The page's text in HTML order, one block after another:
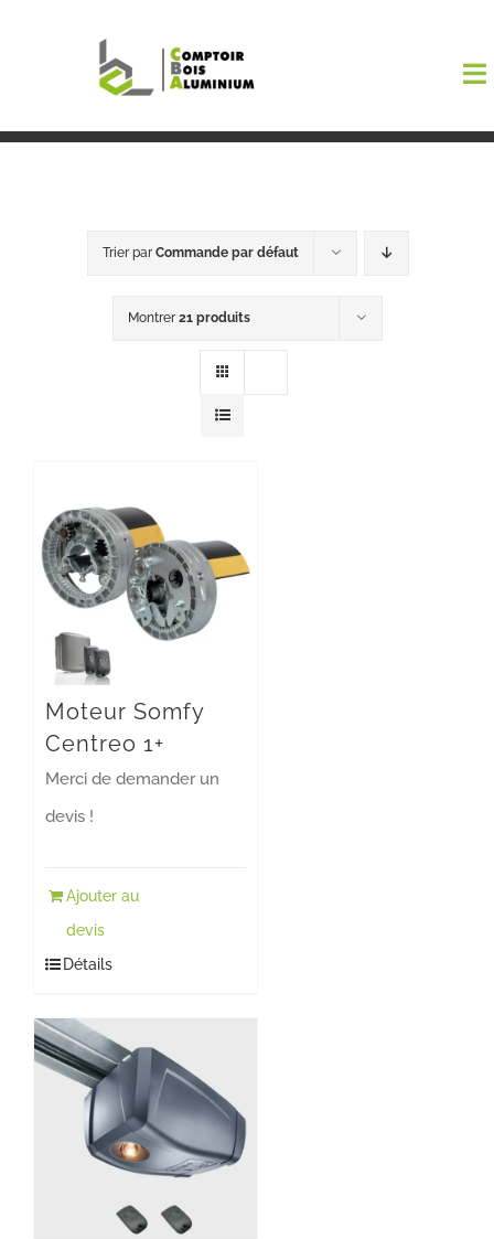
Trier parCommande par défaut
Montrer21 produits
Moteur Somfy
Centreo 1+
Merci de demander un
devis !
Ajouter au
devis
Détails